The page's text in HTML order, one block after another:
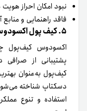
نبود امکان احراز
فاقد راهنمایی و
۵. کیف پول اکسودوس (موبایل و دسکتاپ)
اکسودوس کیف‌پول
پشتیبانی از صرافی
کیف‌پول به‌عنوان
دسکتاپ‌ شناخته
استفاده و تنوع